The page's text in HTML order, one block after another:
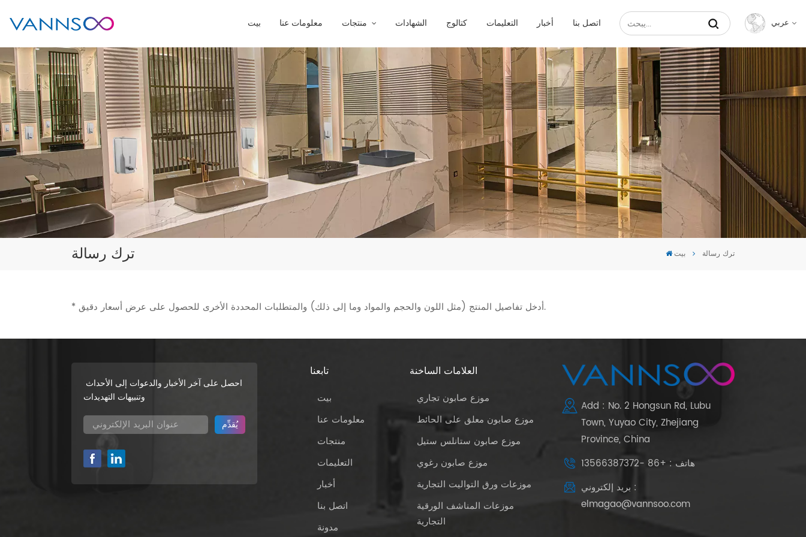
بيت معلومات عنا الشهادات كتالوج التعليمات أخبار اتصل بنا عربي
Français
Español
عربي
ترك رسالة بيت ترك رسالة
* أدخل تفاصيل المنتج (مثل اللون والحجم والمواد وما إلى ذلك) والمتطلبات المحددة الأخرى للحصول على عرض أسعار دقيق.
تابعنا
بيت
معلومات عنا
منتجات
التعليمات
أخبار
اتصل بنا
مدونة
العلامات الساخنة
موزع صابون تجاري
موزع صابون معلق على الحائط
موزع صابون ستانلس ستيل
موزع صابون رغوي
موزعات ورق التواليت التجارية
موزعات المناشف الورقية
التجارية
Add : No. 2 Hongsun Rd, Lubu
Town, Yuyao City, Zhejiang
Province, China
هاتف : +86 -13566387372
بريد إلكتروني :
elmagao@vannsoo.com